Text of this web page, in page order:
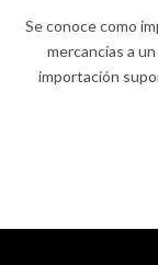
Se conoce como
mercancías a
importación